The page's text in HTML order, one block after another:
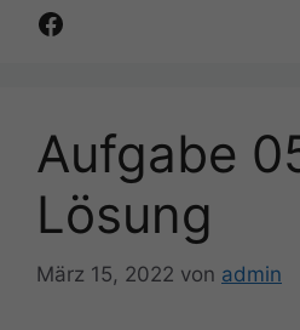
Facebook
Aufgabe
Lösung
März 15, 2022 von admin